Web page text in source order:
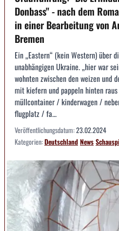
Donbass" - nach dem
in einer Bearbeitung von
Bremen
Ein „Eastern“ (kein Western) über
unabhängigen Ukraine. „hier war
wohnten zwischen den weizen und
mit kiefern und pappeln hinten
müllcontainer / kinderwagen /
flugplatz / fa...
Veröffentlichungsdatum:23.02.2024
Kategorien:DeutschlandNews